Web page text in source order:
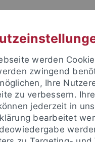
FORSCHUNG
Zentrum für
werden
zwingend
Ihre
zu verbessern.
jederzeit in
bearbeitet